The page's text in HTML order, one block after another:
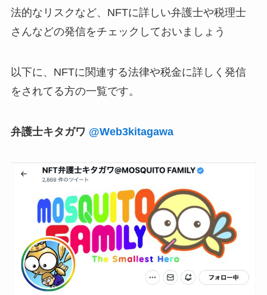
法的なリスクなど、NFTに詳しい弁護士や税理士
さんなどの発信をチェックしておいましょう
以下に、NFTに関連する法律や税金に詳しく発信
をされてる方の一覧です。
弁護士キタガワ @Web3kitagawa